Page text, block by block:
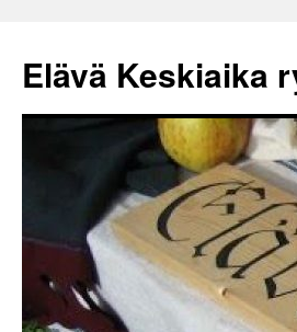
Elävä Keskiaika